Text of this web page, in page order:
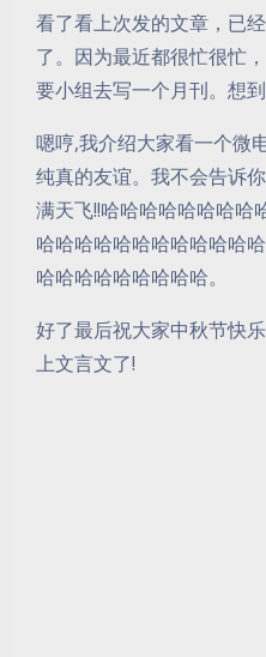
看了看上次发的文章，已
了。因为最近都很忙很忙
要小组去写一个月刊。想
嗯哼,我介绍大家看一个微
纯真的友谊。我不会告诉
满天飞!!哈哈哈哈哈哈哈哈
哈哈哈哈哈哈哈哈哈哈哈
哈哈哈哈哈哈哈哈哈。
好了最后祝大家中秋节快
上文言文了!